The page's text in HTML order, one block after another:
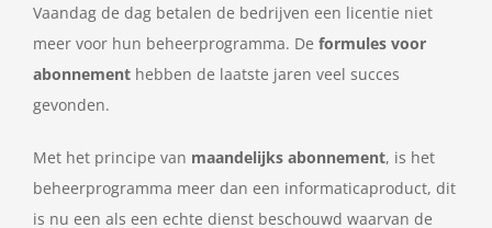
Vaandag de dag betalen de bedrijven een licentie niet
meer voor hun beheerprogramma. De formules voor
abonnement hebben de laatste jaren veel succes
gevonden.
Met het principe van maandelijks abonnement, is het
beheerprogramma meer dan een informaticaproduct, dit
is nu een als een echte dienst beschouwd waarvan de